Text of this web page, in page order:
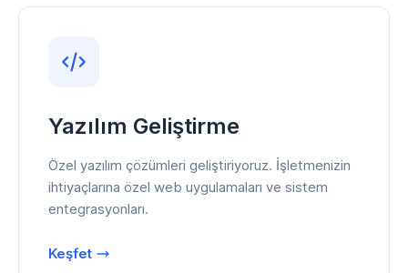
Yazılım Geliştirme
Özel yazılım çözümleri geliştiriyoruz. İşletmenizin
ihtiyaçlarına özel web uygulamaları ve sistem
entegrasyonları.
Keşfet